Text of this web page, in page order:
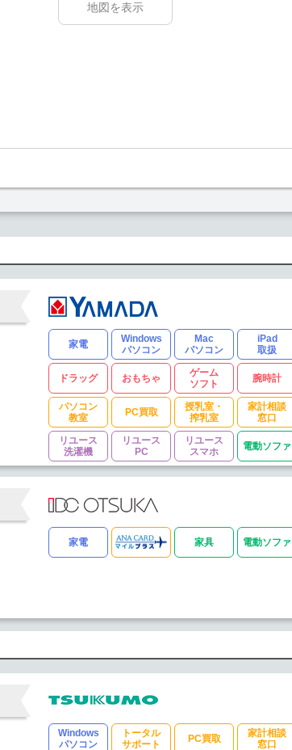
地図を表示
家電
Windows
パソコン
Mac
パソコン
iPad
取扱
ドラッグ おもちゃ
ゲーム
ソフト
腕時計
パソコン
教室
PC買取
授乳室・
搾乳室
家計相談
窓口
リユース
洗濯機
リユース
PC
リユース
スマホ
電動ソファ
家電 家具 電動ソファ
Windows
パソコン
トータル
サポート
PC買取
家計相談
窓口